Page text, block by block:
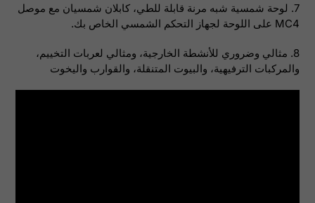
7. لوحة شمسية شبه مرنة قابلة للطي، كابلان شمسيان مع موصل
MC4 على اللوحة لجهاز التحكم الشمسي الخاص بك.
8. مثالي وضروري للأنشطة الخارجية، ومثالي لعربات التخييم،
والمركبات الترفيهية، والبيوت المتنقلة، والقوارب واليخوت